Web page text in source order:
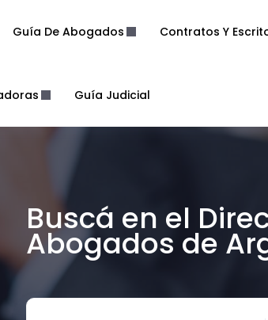
Guía De Abogados Contratos Y
Guía Judicial
Buscá en el
Abogados de